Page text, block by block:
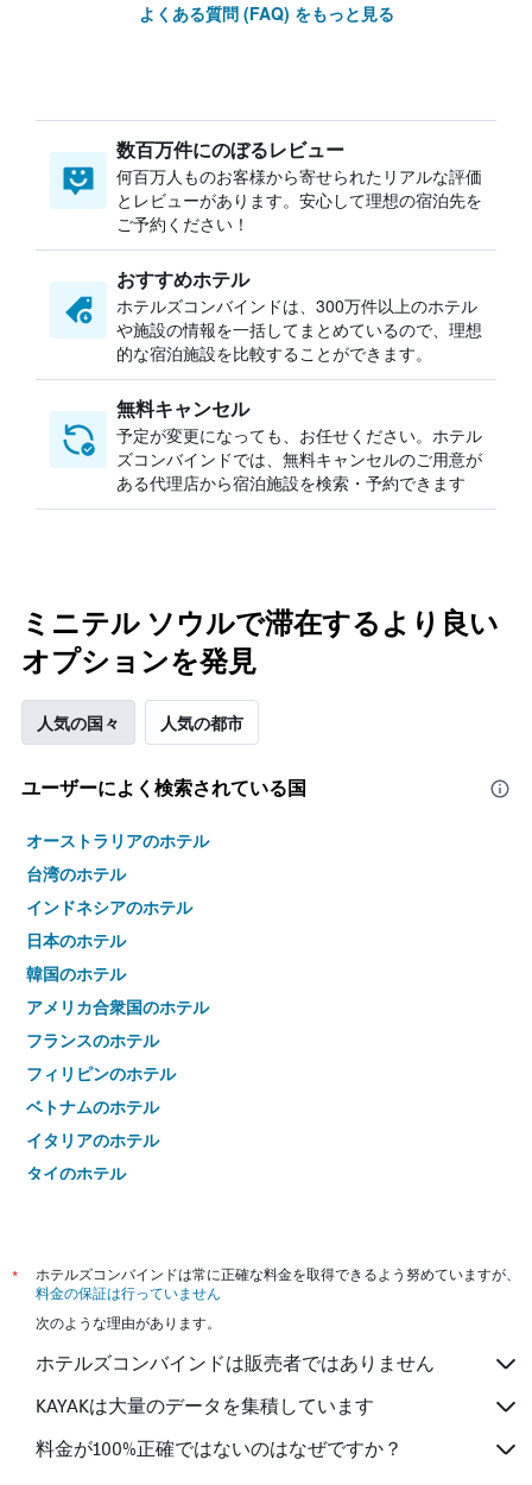
よくある質問 (FAQ) をもっと見る
数百万件にのぼるレビュー
何百万人ものお客様から寄せられたリアルな評価
とレビューがあります。安心して理想の宿泊先を
ご予約ください！
おすすめホテル
ホテルズコンバインドは、300万件以上のホテル
や施設の情報を一括してまとめているので、理想
的な宿泊施設を比較することができます。
無料キャンセル
予定が変更になっても、お任せください。ホテル
ズコンバインドでは、無料キャンセルのご用意が
ある代理店から宿泊施設を検索・予約できます
ミニテル ソウルで滞在するより良い
オプションを発見
人気の国々 人気の都市
ユーザーによく検索されている国
オーストラリアのホテル
台湾のホテル
インドネシアのホテル
日本のホテル
韓国のホテル
アメリカ合衆国のホテル
フランスのホテル
フィリピンのホテル
ベトナムのホテル
イタリアのホテル
タイのホテル
*
ホテルズコンバインドは常に正確な料金を取得できるよう努めていますが、
料金の保証は行っていません
次のような理由があります。
ホテルズコンバインドは販売者ではありません
KAYAKは大量のデータを集積しています
料金が100%正確ではないのはなぜですか？